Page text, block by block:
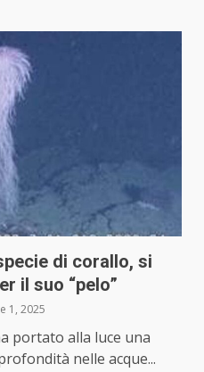
di corallo, si
il suo “pelo”
1, 2025
portato alla luce una
nelle acque...